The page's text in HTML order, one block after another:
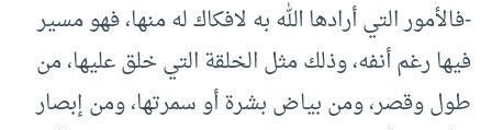
-فالأمور التي أرادها الله به لافكاك له منها، فهو مسير
فيها رغم أنفه، وذلك مثل الخلقة التي خلق عليها، من
طول وقصر، ومن بياض بشرة أو سمرتها، ومن إبصار